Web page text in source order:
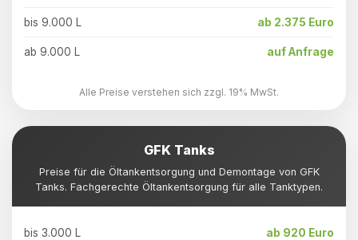
bis 9.000 L ab 2.375 Euro
ab 9.000 L auf Anfrage
Alle Preise verstehen sich zzgl. 19% MwSt.
GFK Tanks
Preise für die Öltankentsorgung und Demontage von GFK
Tanks. Fachgerechte Öltankentsorgung für alle Tanktypen.
bis 3.000 L ab 920 Euro